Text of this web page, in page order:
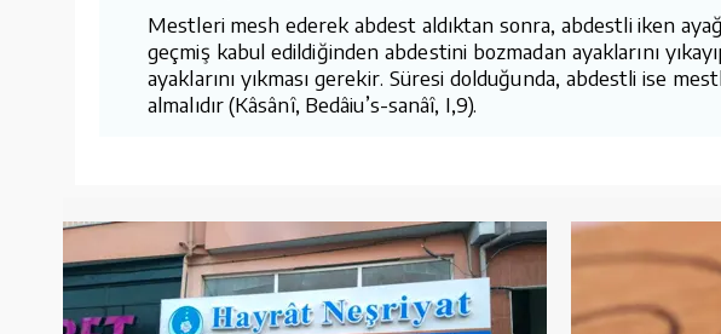
Mestleri mesh ederek abdest aldıktan sonra, abdestli iken
geçmiş kabul edildiğinden abdestini bozmadan ayaklarını
ayaklarını yıkması gerekir. Süresi dolduğunda, abdestli ise
almalıdır (Kâsânî, Bedâiu’s-sanâî, I,9).